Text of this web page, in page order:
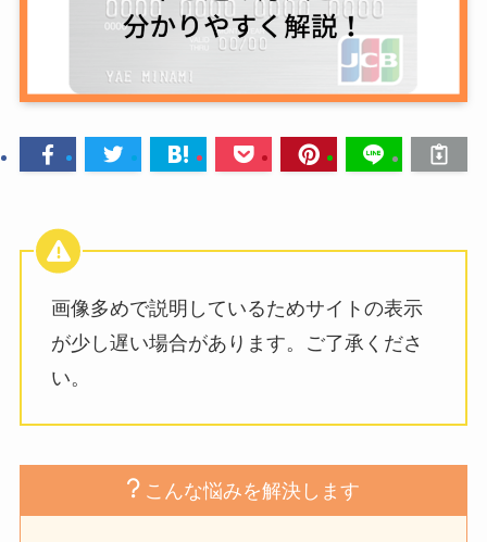
画像多めで説明しているためサイトの表示
が少し遅い場合があります。ご了承くださ
い。
こんな悩みを解決します